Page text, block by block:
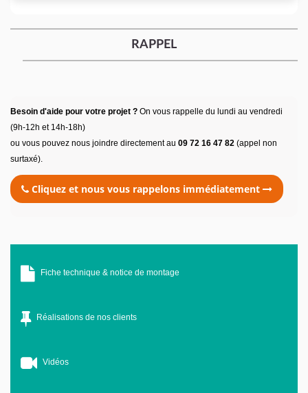
RAPPEL
Besoin d'aide pour votre projet ? On vous rappelle du lundi au vendredi
(9h-12h et 14h-18h)
ou vous pouvez nous joindre directement au 09 72 16 47 82 (appel non
surtaxé).
Cliquez et nous vous rappelons immédiatement
Fiche technique & notice de montage
Réalisations de nos clients
Vidéos